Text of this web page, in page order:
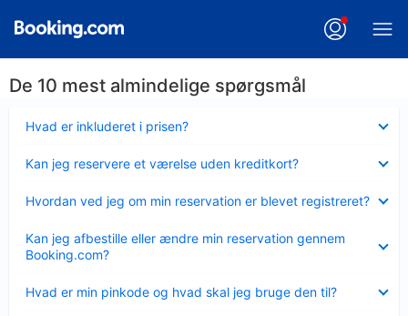
De 10 mest almindelige spørgsmål
Hvad er inkluderet i prisen?
Kan jeg reservere et værelse uden kreditkort?
Hvordan ved jeg om min reservation er blevet registreret?
Kan jeg afbestille eller ændre min reservation gennem
Booking.com?
Hvad er min pinkode og hvad skal jeg bruge den til?